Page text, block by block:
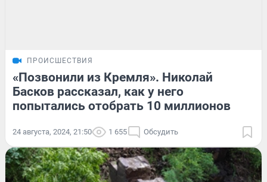
ПРОИСШЕСТВИЯ
«Позвонили из Кремля». Николай
Басков рассказал, как у него
попытались отобрать 10 миллионов
24 августа, 2024, 21:50 1 655 Обсудить